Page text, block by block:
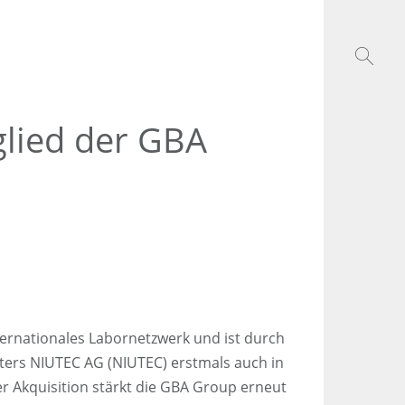
der GBA
Labornetzwerk und ist durch
NIUTEC AG (NIUTEC) erstmals auch in
Akquisition stärkt die GBA Group erneut